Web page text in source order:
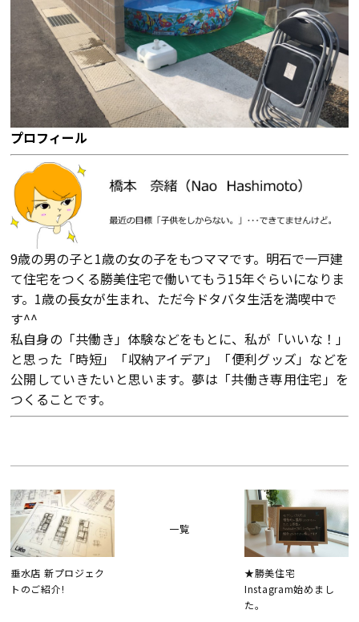
お客様の声
会社案内
経営理念・
会社案内
スタッフ紹介
KATSUMIの
家づくりサポート
土地の上手な探し方
設計・施工品質管理
検査・アフターメンテナンス
家づくりのスケジュール
よくあるご質問
スタッフブログ ZEH普及目標
プロフィール
9歳の男の子と1歳の女の子をもつママです。明石で一戸建
て住宅をつくる勝美住宅で働いてもう15年ぐらいになりま
す。1歳の長女が生まれ、ただ今ドタバタ生活を満喫中で
す^^
私自身の「共働き」体験などをもとに、私が「いいな！」
と思った「時短」「収納アイデア」「便利グッズ」などを
公開していきたいと思います。夢は「共働き専用住宅」を
つくることです。
垂水店 新プロジェク
トのご紹介!
一覧
★勝美住宅
Instagram始めまし
た。